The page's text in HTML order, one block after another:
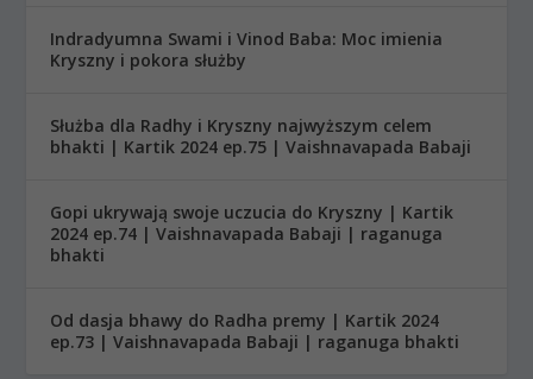
Indradyumna Swami i Vinod Baba: Moc imienia
Kryszny i pokora służby
Służba dla Radhy i Kryszny najwyższym celem
bhakti | Kartik 2024 ep.75 | Vaishnavapada Babaji
Gopi ukrywają swoje uczucia do Kryszny | Kartik
2024 ep.74 | Vaishnavapada Babaji | raganuga
bhakti
Od dasja bhawy do Radha premy | Kartik 2024
ep.73 | Vaishnavapada Babaji | raganuga bhakti